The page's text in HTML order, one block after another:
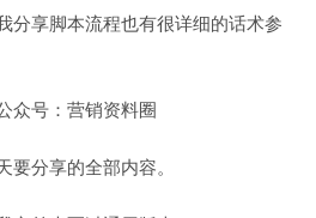
享脚本流程也有很详细的话术参
号：营销资料圈
分享的全部内容。